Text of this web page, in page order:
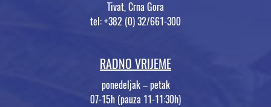
Tivat, Crna Gora
tel: +382 (0) 32/661-300
RADNO VRIJEME
ponedeljak – petak
07-15h (pauza 11-11:30h)